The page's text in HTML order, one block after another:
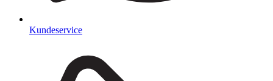
Kundeservice